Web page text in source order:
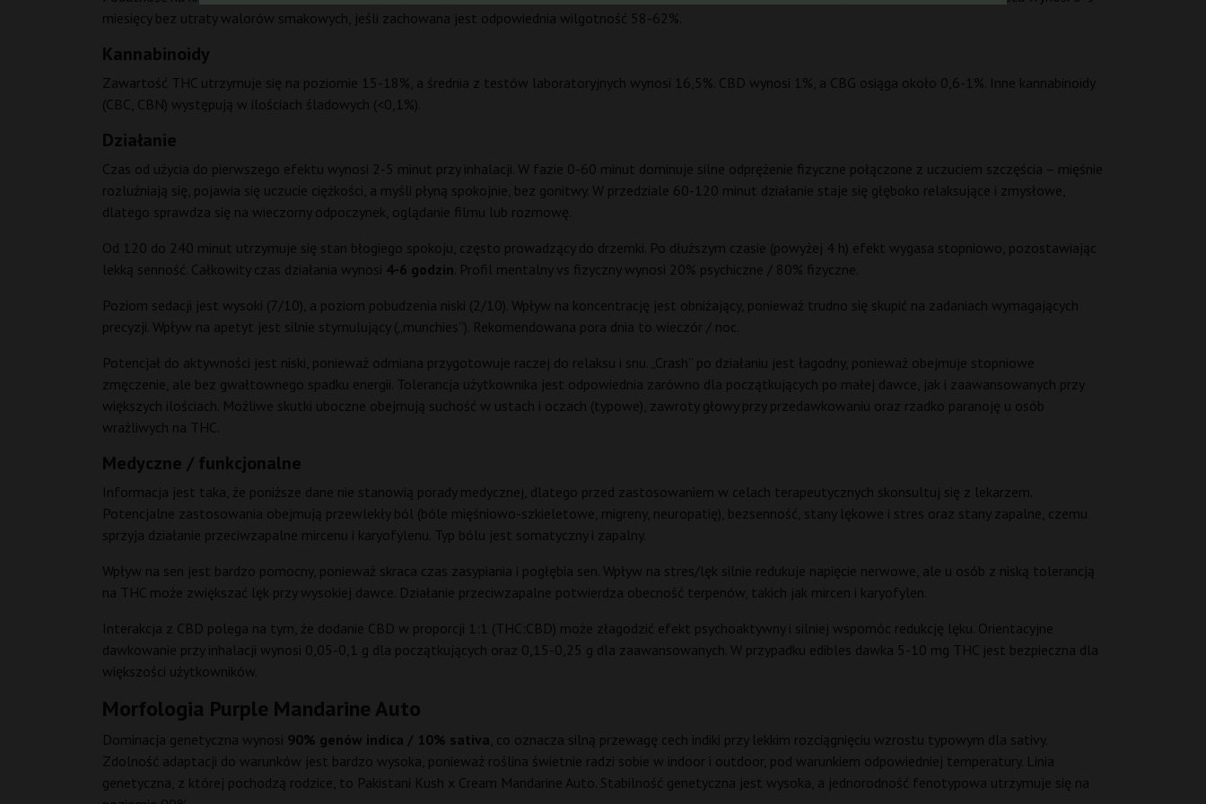
miesięcy bez utraty walorów smakowych, jeśli zachowana jest odpowiednia wilgotność 58-62%.
Kannabinoidy
Zawartość THC utrzymuje się na poziomie 15-18%, a średnia z testów laboratoryjnych wynosi 16,5%. CBD wynosi 1%, a CBG osiąga około 0,6-1%. Inne kannabinoidy
(CBC, CBN) występują w ilościach śladowych (<0,1%).
Działanie
Czas od użycia do pierwszego efektu wynosi 2-5 minut przy inhalacji. W fazie 0-60 minut dominuje silne odprężenie fizyczne połączone z uczuciem szczęścia – mięśnie
rozluźniają się, pojawia się uczucie ciężkości, a myśli płyną spokojnie, bez gonitwy. W przedziale 60-120 minut działanie staje się głęboko relaksujące i zmysłowe,
dlatego sprawdza się na wieczorny odpoczynek, oglądanie filmu lub rozmowę.
Od 120 do 240 minut utrzymuje się stan błogiego spokoju, często prowadzący do drzemki. Po dłuższym czasie (powyżej 4 h) efekt wygasa stopniowo, pozostawiając
lekką senność. Całkowity czas działania wynosi 4-6 godzin . Profil mentalny vs fizyczny wynosi 20% psychiczne / 80% fizyczne.
Poziom sedacji jest wysoki (7/10), a poziom pobudzenia niski (2/10). Wpływ na koncentrację jest obniżający, ponieważ trudno się skupić na zadaniach wymagających
precyzji. Wpływ na apetyt jest silnie stymulujący („munchies”). Rekomendowana pora dnia to wieczór / noc.
Potencjał do aktywności jest niski, ponieważ odmiana przygotowuje raczej do relaksu i snu. „Crash” po działaniu jest łagodny, ponieważ obejmuje stopniowe
zmęczenie, ale bez gwałtownego spadku energii. Tolerancja użytkownika jest odpowiednia zarówno dla początkujących po małej dawce, jak i zaawansowanych przy
większych ilościach. Możliwe skutki uboczne obejmują suchość w ustach i oczach (typowe), zawroty głowy przy przedawkowaniu oraz rzadko paranoję u osób
wrażliwych na THC.
Medyczne / funkcjonalne
Informacja jest taka, że poniższe dane nie stanowią porady medycznej, dlatego przed zastosowaniem w celach terapeutycznych skonsultuj się z lekarzem.
Potencjalne zastosowania obejmują przewlekły ból (bóle mięśniowo-szkieletowe, migreny, neuropatię), bezsenność, stany lękowe i stres oraz stany zapalne, czemu
sprzyja działanie przeciwzapalne mircenu i karyofylenu. Typ bólu jest somatyczny i zapalny.
Wpływ na sen jest bardzo pomocny, ponieważ skraca czas zasypiania i pogłębia sen. Wpływ na stres/lęk silnie redukuje napięcie nerwowe, ale u osób z niską tolerancją
na THC może zwiększać lęk przy wysokiej dawce. Działanie przeciwzapalne potwierdza obecność terpenów, takich jak mircen i karyofylen.
Interakcja z CBD polega na tym, że dodanie CBD w proporcji 1:1 (THC:CBD) może złagodzić efekt psychoaktywny i silniej wspomóc redukcję lęku. Orientacyjne
dawkowanie przy inhalacji wynosi 0,05-0,1 g dla początkujących oraz 0,15-0,25 g dla zaawansowanych. W przypadku edibles dawka 5-10 mg THC jest bezpieczna dla
większości użytkowników.
Morfologia Purple Mandarine Auto
Dominacja genetyczna wynosi 90% genów indica / 10% sativa , co oznacza silną przewagę cech indiki przy lekkim rozciągnięciu wzrostu typowym dla sativy.
Zdolność adaptacji do warunków jest bardzo wysoka, ponieważ roślina świetnie radzi sobie w indoor i outdoor, pod warunkiem odpowiedniej temperatury. Linia
genetyczna, z której pochodzą rodzice, to Pakistani Kush x Cream Mandarine Auto. Stabilność genetyczna jest wysoka, a jednorodność fenotypowa utrzymuje się na